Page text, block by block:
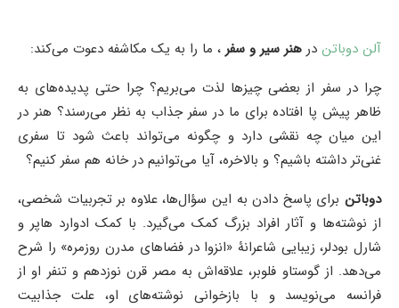
آلن دوباتن در هنر سیر و سفر ، ما را به یک مکاشفه‌ دعوت می‌کند:
چرا در سفر از بعضی چیزها لذت می‌بریم؟ چرا حتی پدیده‌های به
ظاهر پیش پا افتاده برای ما در سفر جذاب به نظر می‌رسند؟ هنر در
این میان چه نقشی دارد و چگونه می‌تواند باعث شود تا سفری
غنی‌تر داشته باشیم؟ و بالاخره، آیا می‌توانیم در خانه‌ هم سفر کنیم؟
دوباتن برای پاسخ دادن به این سؤال‌ها، علاوه بر تجربیات شخصی،
از نوشته‌ها و آثار افراد بزرگ کمک می‌گیرد. با کمک ادوارد هاپر و
شارل بودلر، زیبایی شاعرانۀ «انزوا در فضاهای مدرن روزمره» را شرح
می‌دهد. از گوستاو فلوبر، علاقه‌اش به مصر قرن نوزدهم و تنفر او از
فرانسه می‌نویسد و با بازخوانی نوشته‌های او، علت جذابیت